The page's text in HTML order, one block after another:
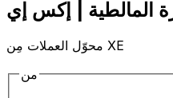
محوّل العملات مِن XE
من